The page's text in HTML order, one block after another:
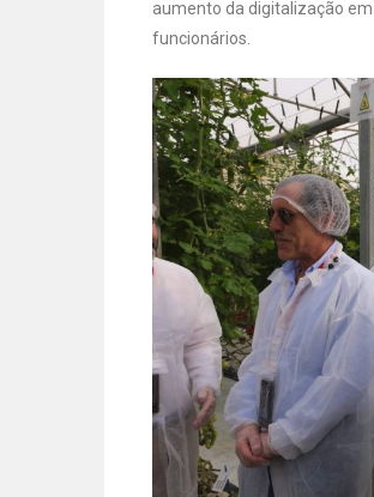
aumento da digitalização
funcionários.